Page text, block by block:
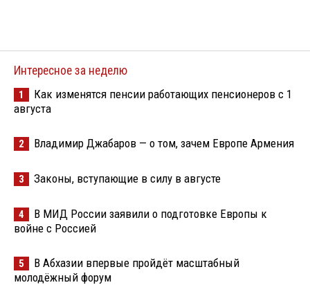
Интересное за неделю
1
Как изменятся пенсии работающих пенсионеров с 1
августа
2 Владимир Джабаров — о том, зачем Европе Армения
3 Законы, вступающие в силу в августе
4
В МИД России заявили о подготовке Европы к
войне с Россией
5
В Абхазии впервые пройдёт масштабный
молодёжный форум